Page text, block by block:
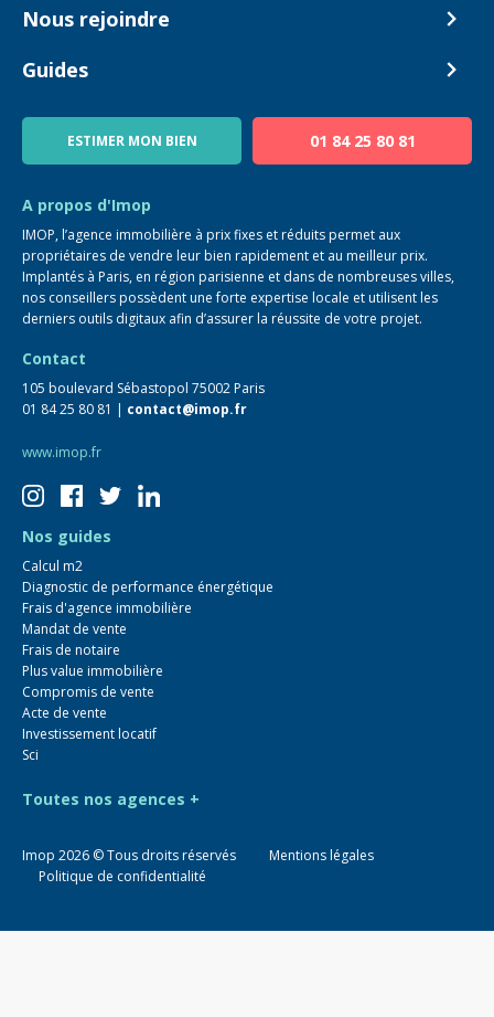
Biens en vente
Nous rejoindre
Devenir Conseiller
Guides
Blog
ESTIMER MON BIEN 01 84 25 80 81
A propos d'Imop
IMOP, l’agence immobilière à prix fixes et réduits permet aux
propriétaires de vendre leur bien rapidement et au meilleur prix.
Implantés à Paris, en région parisienne et dans de nombreuses villes,
nos conseillers possèdent une forte expertise locale et utilisent les
derniers outils digitaux afin d’assurer la réussite de votre projet.
Contact
105 boulevard Sébastopol 75002 Paris
01 84 25 80 81 | contact@imop.fr
www.imop.fr
Nos guides
Calcul m2
Diagnostic de performance énergétique
Frais d'agence immobilière
Mandat de vente
Frais de notaire
Plus value immobilière
Compromis de vente
Acte de vente
Investissement locatif
Sci
Toutes nos agences +
Imop 2026 © Tous droits réservés
Mentions légales
Politique de confidentialité